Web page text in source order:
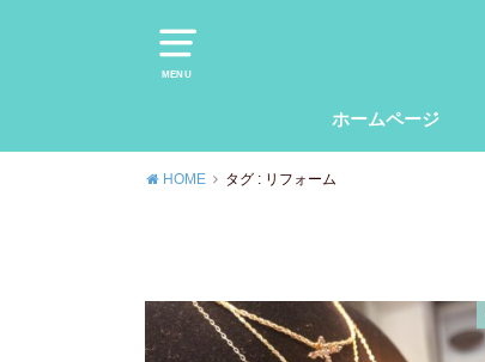
MENU
ホームページ
HOME タグ : リフォーム